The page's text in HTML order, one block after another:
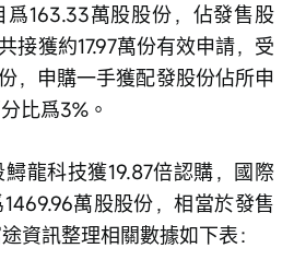
163.33萬股股份，佔發售股
接獲約17.97萬份有效申請，受
，申購一手獲配發股份佔所申
比爲3%。
龍科技獲19.87倍認購，國際
萬股股份，相當於發售
資訊整理相關數據如下表：